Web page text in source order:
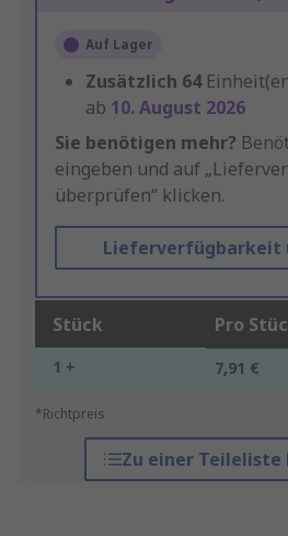
Auf Lager
Zusätzlich 64
ab 10. August 2026
Sie benötigen mehr?
eingeben und auf
überprüfen“ klicken.
Lieferverfügbarkeit
Stück Pro
1 + 7,91 €
*Richtpreis
Zu einer Teileliste